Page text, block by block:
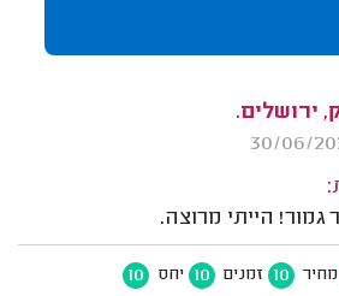
ירושלים.
גמור! הייתי מרוצה.
מחיר 10 זמנים 10 יחס 10